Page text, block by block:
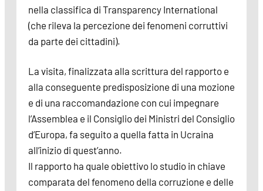
nella classifica di Transparency International
(che rileva la percezione dei fenomeni corruttivi
da parte dei cittadini).
La visita, finalizzata alla scrittura del rapporto e
alla conseguente predisposizione di una mozione
e di una raccomandazione con cui impegnare
l’Assemblea e il Consiglio dei Ministri del Consiglio
d’Europa, fa seguito a quella fatta in Ucraina
all’inizio di quest’anno.
Il rapporto ha quale obiettivo lo studio in chiave
comparata del fenomeno della corruzione e delle